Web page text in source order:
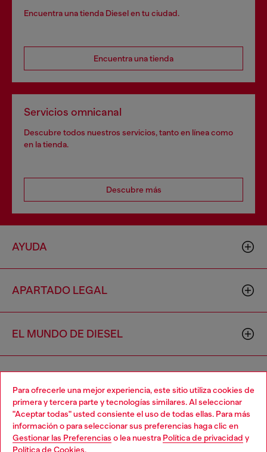
Para ofrecerle una mejor experiencia, este sitio utiliza cookies de
primera y tercera parte y tecnologías similares. Al seleccionar
"Aceptar todas" usted consiente el uso de todas ellas. Para más
información o para seleccionar sus preferencias haga clic en
Gestionar las Preferencias o lea nuestra Política de privacidad y
Política de Cookies.
Encuentra una tienda Diesel en tu ciudad.
Encuentra una tienda
Servicios omnicanal
Descubre todos nuestros servicios, tanto en línea como
en la tienda.
Descubre más
AYUDA
APARTADO LEGAL
EL MUNDO DE DIESEL
Choose your location
You are currently browsing México website, but it seems you